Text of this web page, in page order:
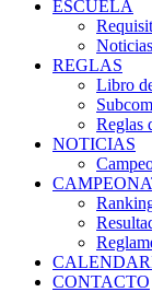
ESCUELA
REGLAS
Libro
Reglas
NOTICIAS
CONTACTO